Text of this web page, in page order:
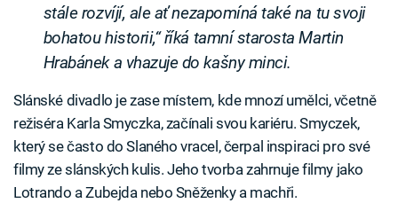
stále rozvíjí, ale ať nezapomíná také na tu svoji
bohatou historii,“ říká tamní starosta Martin
Hrabánek a vhazuje do kašny minci.
Slánské divadlo je zase místem, kde mnozí umělci, včetně
režiséra Karla Smyczka, začínali svou kariéru. Smyczek,
který se často do Slaného vracel, čerpal inspiraci pro své
filmy ze slánských kulis. Jeho tvorba zahrnuje filmy jako
Lotrando a Zubejda nebo Sněženky a machři.